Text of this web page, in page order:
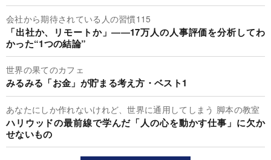
会社から期待されている人の習慣115
「出社か、リモートか」――17万人の人事評価を分析してわ
かった“1つの結論”
世界の果てのカフェ
みるみる「お金」が貯まる考え方・ベスト1
あなたにしか作れないけれど、世界に通用してしまう 脚本の教室
ハリウッドの最前線で学んだ「人の心を動かす仕事」に欠か
せないもの